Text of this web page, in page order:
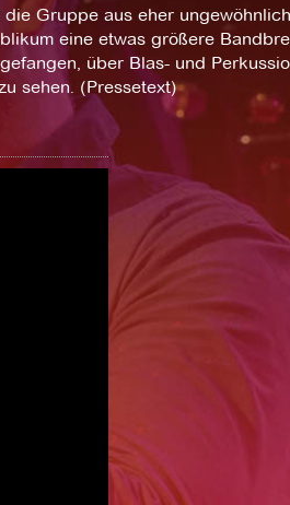
Gruppe aus eher
eine etwas größere
über Blas- und
sehen. (Pressetext)